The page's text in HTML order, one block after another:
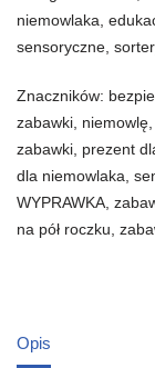
niemowlaka,
sensoryczne,
Znaczników:
zabawki, niemowlę,
zabawki, prezent
dla niemowlaka,
WYPRAWKA,
na pół roczku,
Opis